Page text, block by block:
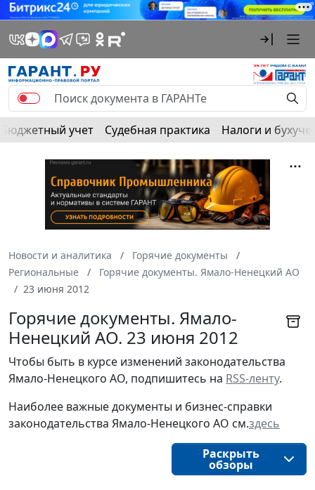
Бюджетный учет Судебная практика Налоги и
Новости и аналитика
Горячие документы
Региональные
Горячие документы. Ямало-Ненецкий АО
23 июня 2012
Горячие документы. Ямало-
Ненецкий АО. 23 июня 2012
Чтобы быть в курсе изменений законодательства
Ямало-Ненецкого АО, подпишитесь на RSS-ленту.
Наиболее важные документы и бизнес-справки
законодательства Ямало-Ненецкого АО см.здесь
Раскрыть
обзоры